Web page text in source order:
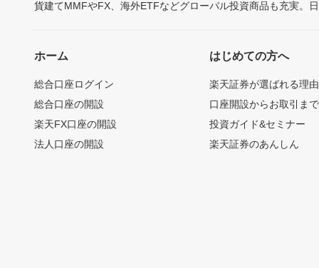
貨建てMMFやFX、海外ETFなどグローバル投資商品も充実。
ホーム
総合口座ログイン
総合口座の開設
楽天FX口座の開設
法人口座の開設
はじめての方へ
楽天証券が選ばれる理由
口座開設からお取引ま
投資ガイド&セミナー
楽天証券のあんしん